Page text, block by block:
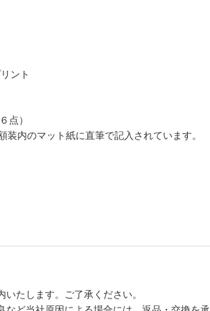
ント
点）
内のマット紙に直筆で記入されています。
たします。ご了承ください。